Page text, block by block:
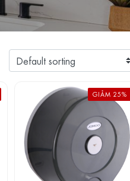
GIẢM 25%